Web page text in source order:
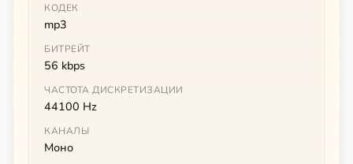
КОДЕК
mp3
БИТРЕЙТ
56 kbps
ЧАСТОТА ДИСКРЕТИЗАЦИИ
44100 Hz
КАНАЛЫ
Моно